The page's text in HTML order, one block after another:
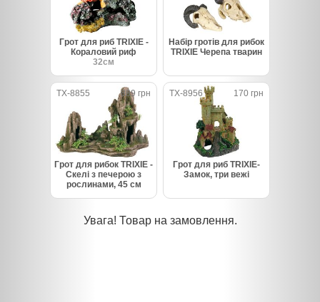
Грот для риб TRIXIE -
Кораловий риф
32см
Набір гротів для рибок
TRIXIE Черепа тварин
TX-8855 889 грн
Грот для рибок TRIXIE -
Скелі з печерою з
рослинами, 45 см
TX-8956 170 грн
Грот для риб TRIXIE-
Замок, три вежі
Увага! Товар на замовлення.